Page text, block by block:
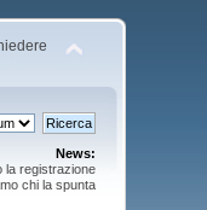
News:
la registrazione
chi la spunta